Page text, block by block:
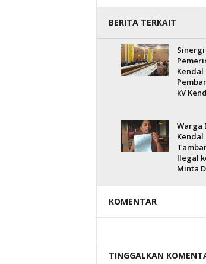
BERITA TERKAIT
Sinergi
kV
Warga
Kendal
Ilegal
Minta
KOMENTAR
TINGGALKAN